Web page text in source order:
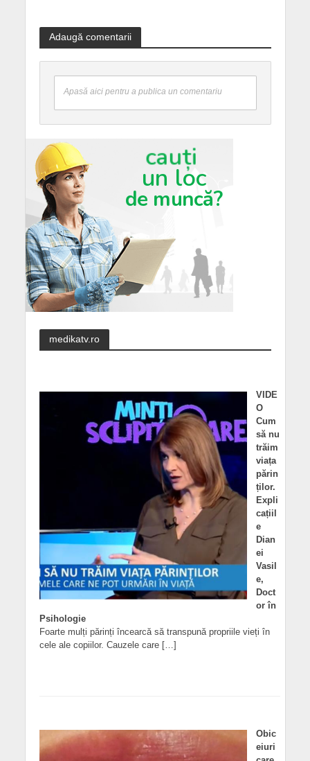
Adaugă comentarii
Apasă aici pentru a publica un comentariu
medikatv.ro
VIDE
O
Cum
să nu
trăim
viața
părin
ților.
Expli
cațiil
e
Dian
ei
Vasil
e,
Doct
or în
Psihologie
Foarte mulți părinți încearcă să transpună propriile vieți în
cele ale copiilor. Cauzele care […]
Obic
eiuri